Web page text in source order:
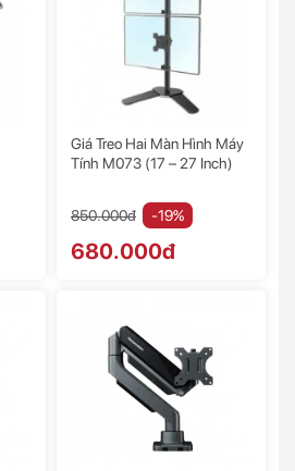
Giá Treo Hai Màn Hình Máy
Tính M073 (17 – 27 Inch)
850.000đ -19%
680.000đ